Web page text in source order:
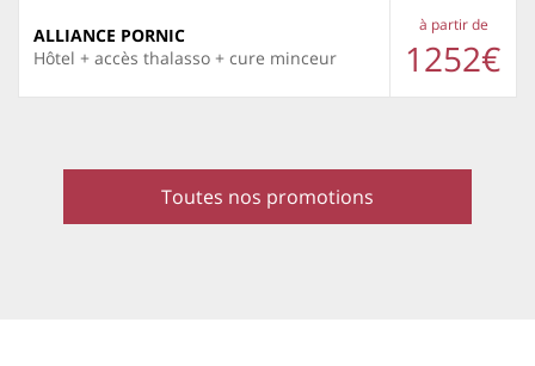
ALLIANCE PORNIC
Hôtel + accès thalasso + cure minceur
à partir de
1252€
Toutes nos promotions